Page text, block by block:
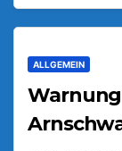
ALLGEMEIN